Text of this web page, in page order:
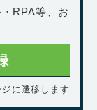
RPA等、お
に遷移します